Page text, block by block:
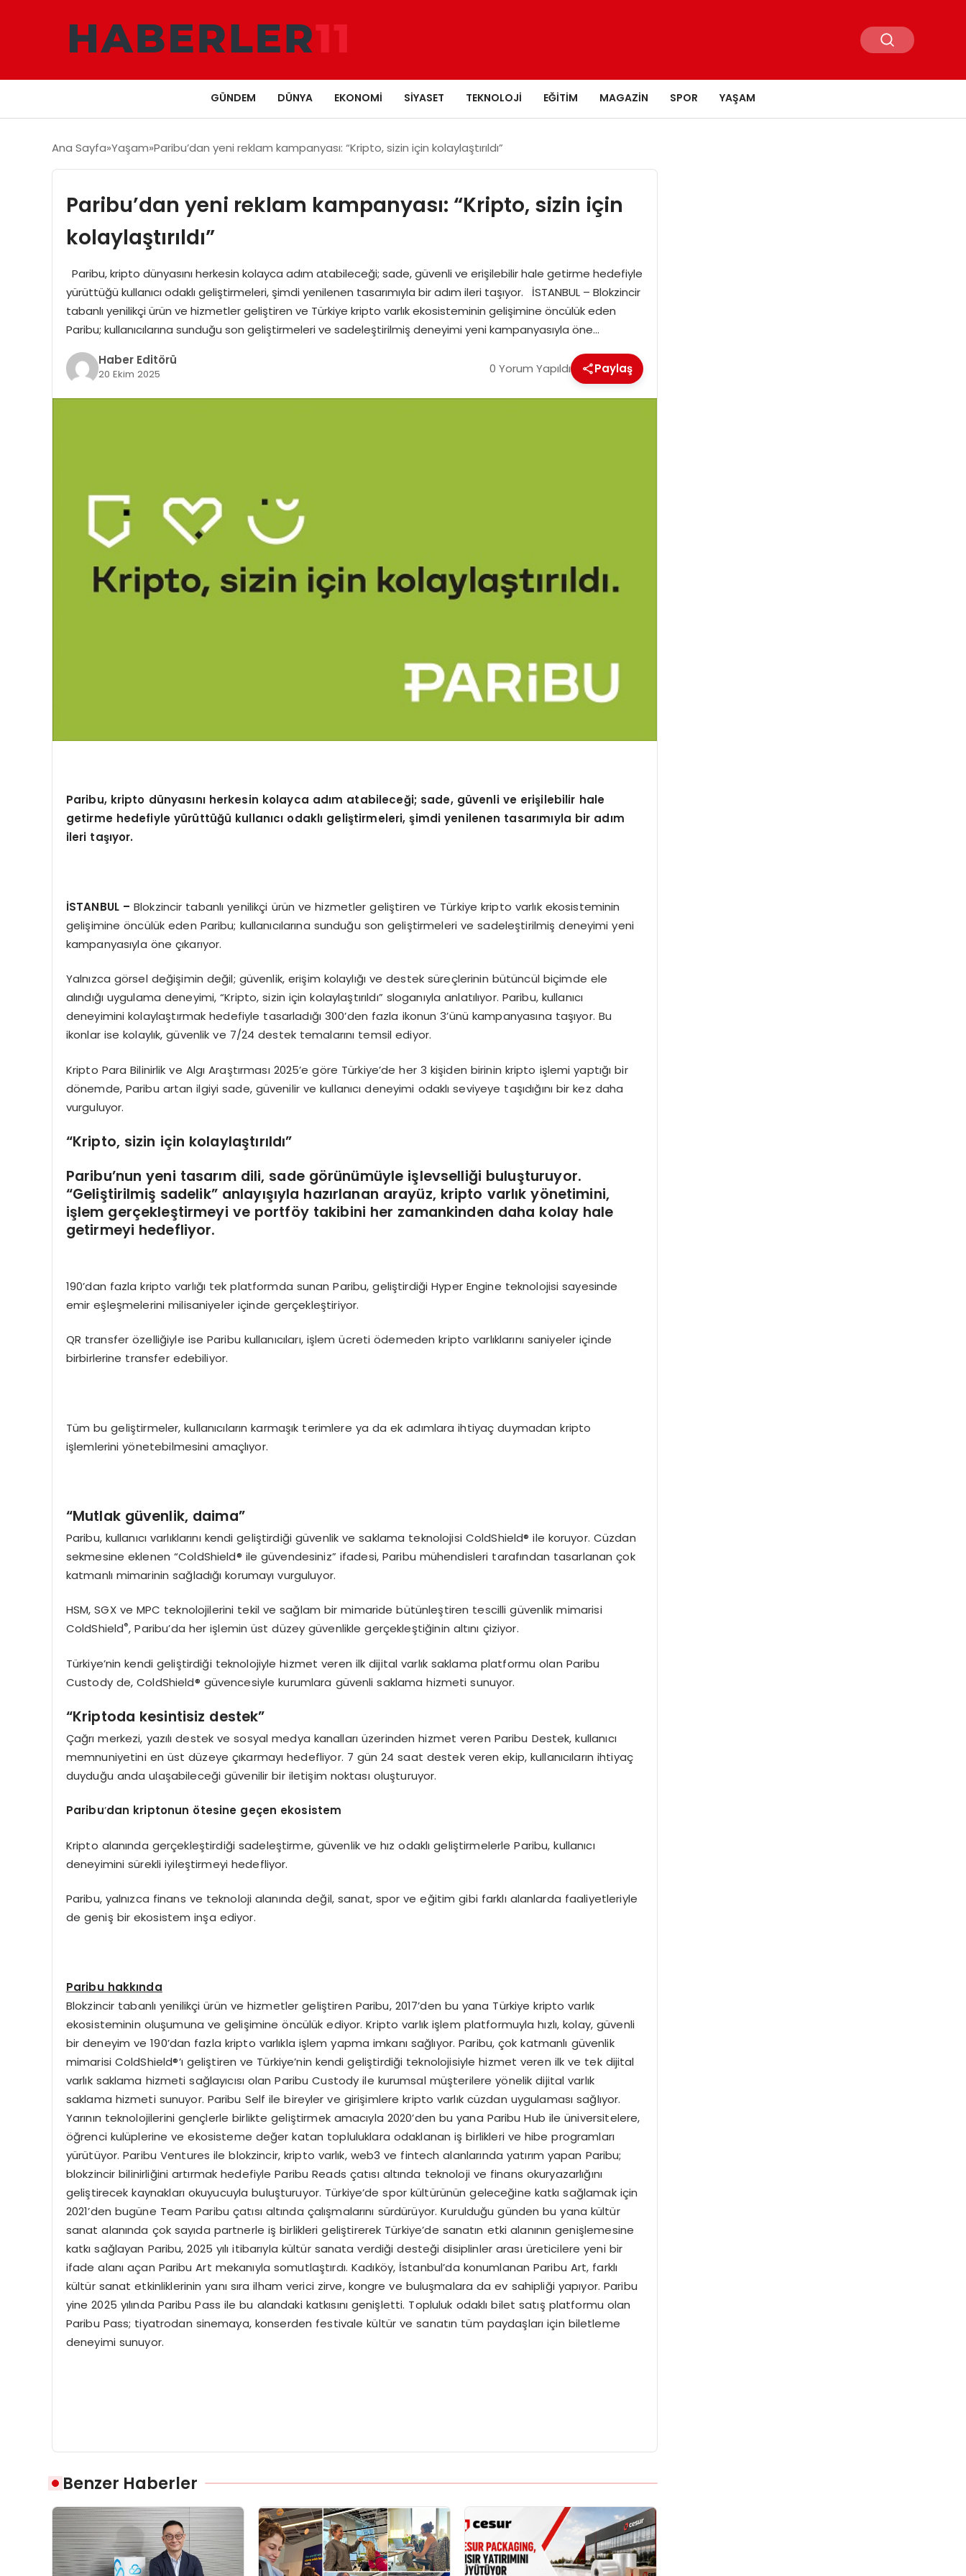
GÜNDEM DÜNYA EKONOMI SIYASET TEKNOLOJI EĞITIM MAGAZIN SPOR YAŞAM
Ana Sayfa Yaşam Paribu’dan yeni reklam kampanyası: “Kripto, sizin için kolaylaştırıldı”
Paribu’dan yeni reklam kampanyası: “Kripto, sizin için
kolaylaştırıldı”
Paribu, kripto dünyasını herkesin kolayca adım atabileceği; sade, güvenli ve erişilebilir hale getirme hedefiyle
yürüttüğü kullanıcı odaklı geliştirmeleri, şimdi yenilenen tasarımıyla bir adım ileri taşıyor. İSTANBUL – Blokzincir
tabanlı yenilikçi ürün ve hizmetler geliştiren ve Türkiye kripto varlık ekosisteminin gelişimine öncülük eden
Paribu; kullanıcılarına sunduğu son geliştirmeleri ve sadeleştirilmiş deneyimi yeni kampanyasıyla öne…
Haber Editörü
20 Ekim 2025 0 Yorum Yapıldı Paylaş
Paribu, kripto dünyasını herkesin kolayca adım atabileceği; sade, güvenli ve erişilebilir hale
getirme hedefiyle yürüttüğü kullanıcı odaklı geliştirmeleri, şimdi yenilenen tasarımıyla bir adım
ileri taşıyor.
İSTANBUL – Blokzincir tabanlı yenilikçi ürün ve hizmetler geliştiren ve Türkiye kripto varlık ekosisteminin
gelişimine öncülük eden Paribu; kullanıcılarına sunduğu son geliştirmeleri ve sadeleştirilmiş deneyimi yeni
kampanyasıyla öne çıkarıyor.
Yalnızca görsel değişimin değil; güvenlik, erişim kolaylığı ve destek süreçlerinin bütüncül biçimde ele
alındığı uygulama deneyimi, “Kripto, sizin için kolaylaştırıldı” sloganıyla anlatılıyor. Paribu, kullanıcı
deneyimini kolaylaştırmak hedefiyle tasarladığı 300’den fazla ikonun 3’ünü kampanyasına taşıyor. Bu
ikonlar ise kolaylık, güvenlik ve 7/24 destek temalarını temsil ediyor.
Kripto Para Bilinirlik ve Algı Araştırması 2025’e göre Türkiye’de her 3 kişiden birinin kripto işlemi yaptığı bir
dönemde, Paribu artan ilgiyi sade, güvenilir ve kullanıcı deneyimi odaklı seviyeye taşıdığını bir kez daha
vurguluyor.
“Kripto, sizin için kolaylaştırıldı”
Paribu’nun yeni tasarım dili, sade görünümüyle işlevselliği buluşturuyor.
“Geliştirilmiş sadelik” anlayışıyla hazırlanan arayüz, kripto varlık yönetimini,
işlem gerçekleştirmeyi ve portföy takibini her zamankinden daha kolay hale
getirmeyi hedefliyor.
190’dan fazla kripto varlığı tek platformda sunan Paribu, geliştirdiği Hyper Engine teknolojisi sayesinde
emir eşleşmelerini milisaniyeler içinde gerçekleştiriyor.
QR transfer özelliğiyle ise Paribu kullanıcıları, işlem ücreti ödemeden kripto varlıklarını saniyeler içinde
birbirlerine transfer edebiliyor.
Tüm bu geliştirmeler, kullanıcıların karmaşık terimlere ya da ek adımlara ihtiyaç duymadan kripto
işlemlerini yönetebilmesini amaçlıyor.
“Mutlak güvenlik, daima”
Paribu, kullanıcı varlıklarını kendi geliştirdiği güvenlik ve saklama teknolojisi ColdShield® ile koruyor. Cüzdan
sekmesine eklenen “ColdShield® ile güvendesiniz” ifadesi, Paribu mühendisleri tarafından tasarlanan çok
katmanlı mimarinin sağladığı korumayı vurguluyor.
HSM, SGX ve MPC teknolojilerini tekil ve sağlam bir mimaride bütünleştiren tescilli güvenlik mimarisi
ColdShield®, Paribu’da her işlemin üst düzey güvenlikle gerçekleştiğinin altını çiziyor.
Türkiye’nin kendi geliştirdiği teknolojiyle hizmet veren ilk dijital varlık saklama platformu olan Paribu
Custody de, ColdShield® güvencesiyle kurumlara güvenli saklama hizmeti sunuyor.
“Kriptoda kesintisiz destek”
Çağrı merkezi, yazılı destek ve sosyal medya kanalları üzerinden hizmet veren Paribu Destek, kullanıcı
memnuniyetini en üst düzeye çıkarmayı hedefliyor. 7 gün 24 saat destek veren ekip, kullanıcıların ihtiyaç
duyduğu anda ulaşabileceği güvenilir bir iletişim noktası oluşturuyor.
Paribu’dan kriptonun ötesine geçen ekosistem
Kripto alanında gerçekleştirdiği sadeleştirme, güvenlik ve hız odaklı geliştirmelerle Paribu, kullanıcı
deneyimini sürekli iyileştirmeyi hedefliyor.
Paribu, yalnızca finans ve teknoloji alanında değil, sanat, spor ve eğitim gibi farklı alanlarda faaliyetleriyle
de geniş bir ekosistem inşa ediyor.
Paribu hakkında
Blokzincir tabanlı yenilikçi ürün ve hizmetler geliştiren Paribu, 2017’den bu yana Türkiye kripto varlık
ekosisteminin oluşumuna ve gelişimine öncülük ediyor. Kripto varlık işlem platformuyla hızlı, kolay, güvenli
bir deneyim ve 190’dan fazla kripto varlıkla işlem yapma imkanı sağlıyor. Paribu, çok katmanlı güvenlik
mimarisi ColdShield®’ı geliştiren ve Türkiye’nin kendi geliştirdiği teknolojisiyle hizmet veren ilk ve tek dijital
varlık saklama hizmeti sağlayıcısı olan Paribu Custody ile kurumsal müşterilere yönelik dijital varlık
saklama hizmeti sunuyor. Paribu Self ile bireyler ve girişimlere kripto varlık cüzdan uygulaması sağlıyor.
Yarının teknolojilerini gençlerle birlikte geliştirmek amacıyla 2020’den bu yana Paribu Hub ile üniversitelere,
öğrenci kulüplerine ve ekosisteme değer katan topluluklara odaklanan iş birlikleri ve hibe programları
yürütüyor. Paribu Ventures ile blokzincir, kripto varlık, web3 ve fintech alanlarında yatırım yapan Paribu;
blokzincir bilinirliğini artırmak hedefiyle Paribu Reads çatısı altında teknoloji ve finans okuryazarlığını
geliştirecek kaynakları okuyucuyla buluşturuyor. Türkiye’de spor kültürünün geleceğine katkı sağlamak için
2021’den bugüne Team Paribu çatısı altında çalışmalarını sürdürüyor. Kurulduğu günden bu yana kültür
sanat alanında çok sayıda partnerle iş birlikleri geliştirerek Türkiye’de sanatın etki alanının genişlemesine
katkı sağlayan Paribu, 2025 yılı itibarıyla kültür sanata verdiği desteği disiplinler arası üreticilere yeni bir
ifade alanı açan Paribu Art mekanıyla somutlaştırdı. Kadıköy, İstanbul’da konumlanan Paribu Art, farklı
kültür sanat etkinliklerinin yanı sıra ilham verici zirve, kongre ve buluşmalara da ev sahipliği yapıyor. Paribu
yine 2025 yılında Paribu Pass ile bu alandaki katkısını genişletti. Topluluk odaklı bilet satış platformu olan
Paribu Pass; tiyatrodan sinemaya, konserden festivale kültür ve sanatın tüm paydaşları için biletleme
deneyimi sunuyor.
Benzer Haberler